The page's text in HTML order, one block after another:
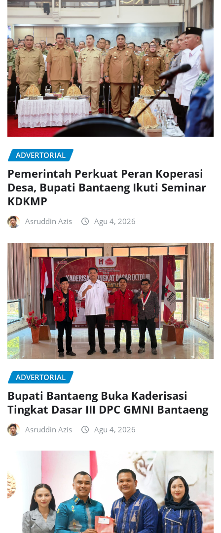
ADVERTORIAL
Pemerintah Perkuat Peran Koperasi
Desa, Bupati Bantaeng Ikuti Seminar
KDKMP
Asruddin Azis Agu 4, 2026
ADVERTORIAL
Bupati Bantaeng Buka Kaderisasi
Tingkat Dasar III DPC GMNI Bantaeng
Asruddin Azis Agu 4, 2026